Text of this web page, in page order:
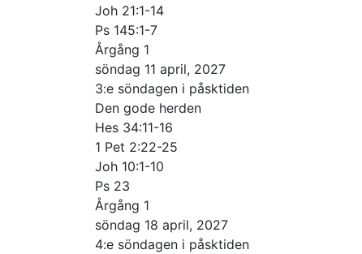
Joh 21:1-14
Ps 145:1-7
Årgång 1
söndag 11 april, 2027
3:e söndagen i påsktiden
Den gode herden
Hes 34:11-16
1 Pet 2:22-25
Joh 10:1-10
Ps 23
Årgång 1
söndag 18 april, 2027
4:e söndagen i påsktiden